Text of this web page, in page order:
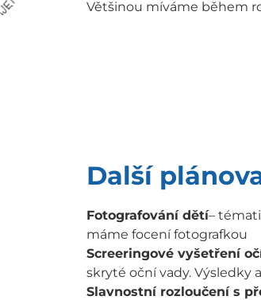
Většinou míváme během
Další
Fotografování dětí–
máme focení fotografkou
Screeringové vyšetření
skryté oční vady. Výsledky
Slavnostní rozloučení s